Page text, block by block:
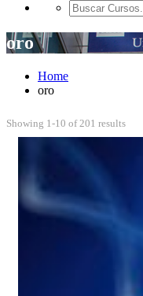
oro
Home
oro
Showing 1-10 of 201 results